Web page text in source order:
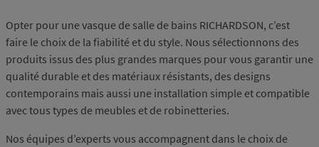
Opter pour une vasque de salle de bains RICHARDSON, c’est
faire le choix de la fiabilité et du style. Nous sélectionnons des
produits issus des plus grandes marques pour vous garantir une
qualité durable et des matériaux résistants, des designs
contemporains mais aussi une installation simple et compatible
avec tous types de meubles et de robinetteries.
Nos équipes d’experts vous accompagnent dans le choix de